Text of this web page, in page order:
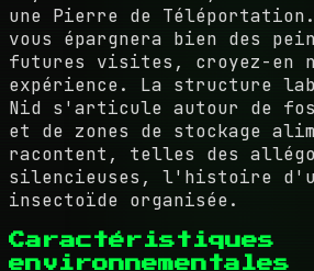
une Pierre de
vous épargnera bien des
futures visites, croyez-en
expérience. La structure
Nid s'articule autour de
et de zones de stockage
racontent, telles des
silencieuses, l'histoire
insectoïde organisée.
Caractéristiques
environnementales